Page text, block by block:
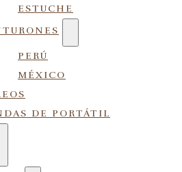
ESTUCHE
PERÚ
MÉXICO
DE PORTÁTIL